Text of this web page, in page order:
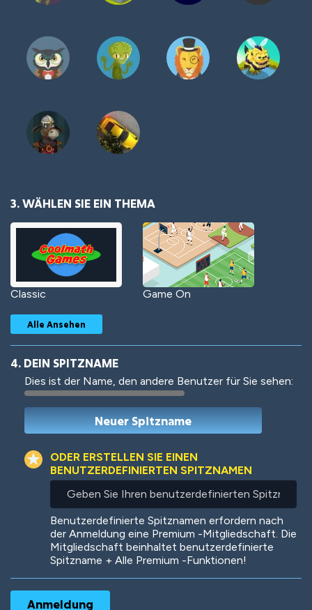
3. WÄHLEN SIE EIN THEMA
Classic Game On
Woof Jungle Cats
Colorful
Alle Ansehen
4. DEIN SPITZNAME
Dies ist der Name, den andere Benutzer für Sie sehen:
ODER ERSTELLEN SIE EINEN
BENUTZERDEFINIERTEN SPITZNAMEN
benutzerdefinierten
Spitznamen
Benutzerdefinierte Spitznamen erfordern nach
der Anmeldung eine Premium -Mitgliedschaft. Die
Mitgliedschaft beinhaltet benutzerdefinierte
Spitzname + Alle Premium -Funktionen!